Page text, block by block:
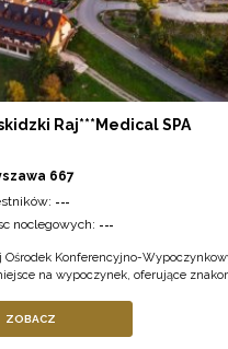
Raj***Medical SPA
667
---
noclegowych: ---
Ośrodek Konferencyjno-
na wypoczynek, oferujące
ZOBACZ